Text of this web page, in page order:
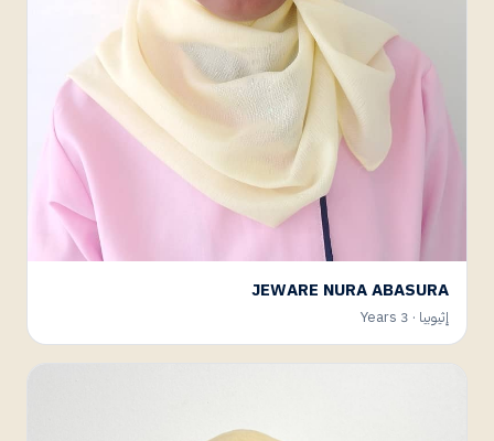
JEWARE NURA ABASURA
إثيوبيا · 3 Years